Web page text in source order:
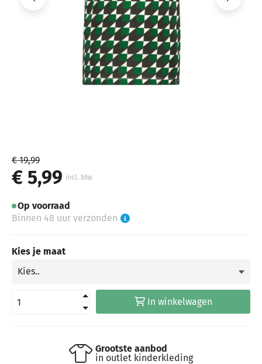
€ 19,99
€ 5,99 incl. btw
Op voorraad
Binnen 48 uur verzonden
Kies je maat
In winkelwagen
Grootste aanbod
in outlet kinderkleding